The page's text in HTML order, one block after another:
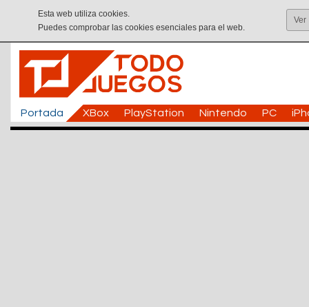
Esta web utiliza cookies.
Puedes comprobar las cookies esenciales para el web.
Ver
Portada XBox PlayStation Nintendo PC